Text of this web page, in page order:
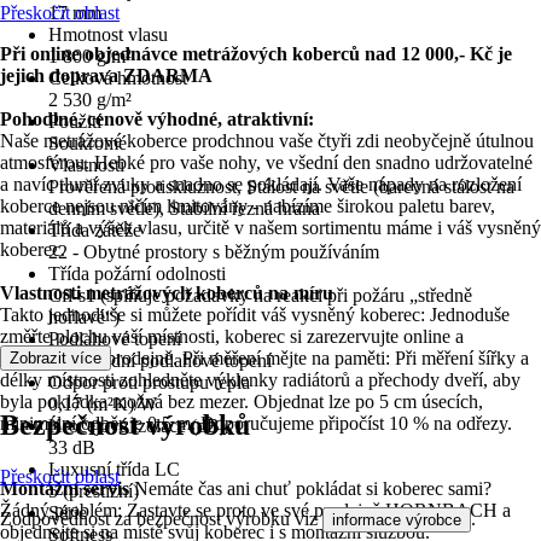
17 mm
Hmotnost vlasu
1 800 g/m²
Celková hmotnost
2 530 g/m²
Použití
Soukromé
Vlastnosti
Prověřená protiskluznost, Stálost na světle (barevná stálost na
denním světle), Stabilní řezná hrana
Třída zátěže
22 - Obytné prostory s běžným používáním
Třída požární odolnosti
Cfl-s1 (splňuje požadavky na reakci při požáru „středně
hořlavé“)
Podlahové topení
Teplovodní podlahové topení
Odpor proti prostupu tepla
0,17 (m²K)/W
Kročejová izolace (dB)
33 dB
Luxusní třída LC
5 (prestižní)
Série
Softness
Přeskočit oblast
Při online objednávce metrážových koberců nad 12 000,- Kč je
jejich doprava ZDARMA
Pohodlné, cenově výhodné, atraktivní:
Naše metrážové koberce prodchnou vaše čtyři zdi neobyčejně útulnou
atmosférou. Hebké pro vaše nohy, ve všední den snadno udržovatelné
a navíc tlumí zvuky a snadno se pokládají. Vaše nápady na rozložení
koberce nejsou ničím limitovány - nabízíme širokou paletu barev,
materiálů a výšek vlasu, určitě v našem sortimentu máme i váš vysněný
koberec.
Vlastnosti metrážových koberců na míru
Takto jednoduše si můžete pořídit váš vysněný koberec: Jednoduše
změřte plochu vaší místnosti, koberec si zarezervujte online a
vyzvedněte v prodejně. Při měření mějte na paměti: Při měření šířky a
délky místnosti zohledněte výklenky radiátorů a přechody dveří, aby
byla pokládka možná bez mezer. Objednat lze po 5 cm úsecích,
minimální odběr je 0,5 m. Doporučujeme připočíst 10 % na odřezy.
Montážní servisNemáte čas ani chuť pokládat si koberec sami?
Žádný problém: Zastavte se proto ve své prodejně HORNBACH a
objednejte si na místě svůj koberec i s montážní službou.
Zobrazit více
Bezpečnost výrobků
Přeskočit oblast
Zodpovědnost za bezpečnost výrobku viz informace výrobce .